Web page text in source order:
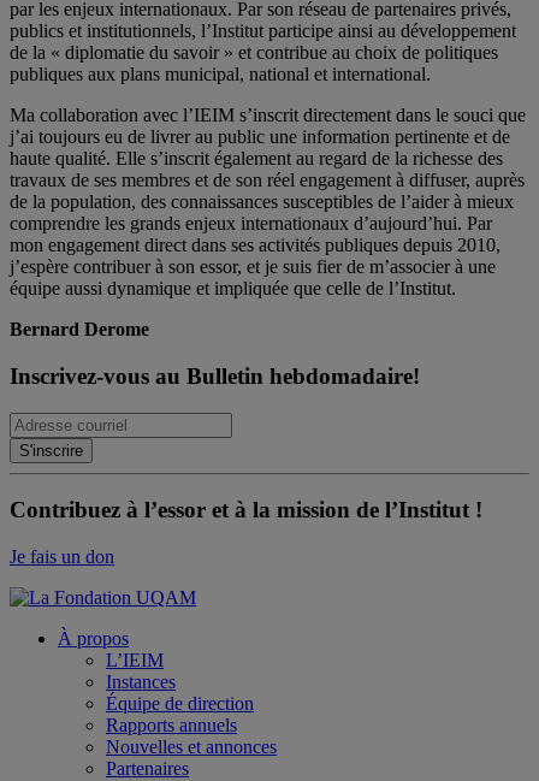
par les enjeux internationaux. Par son réseau de partenaires privés,
publics et institutionnels, l’Institut participe ainsi au développement
de la « diplomatie du savoir » et contribue au choix de politiques
publiques aux plans municipal, national et international.
Ma collaboration avec l’IEIM s’inscrit directement dans le souci que
j’ai toujours eu de livrer au public une information pertinente et de
haute qualité. Elle s’inscrit également au regard de la richesse des
travaux de ses membres et de son réel engagement à diffuser, auprès
de la population, des connaissances susceptibles de l’aider à mieux
comprendre les grands enjeux internationaux d’aujourd’hui. Par
mon engagement direct dans ses activités publiques depuis 2010,
j’espère contribuer à son essor, et je suis fier de m’associer à une
équipe aussi dynamique et impliquée que celle de l’Institut.
Bernard Derome
Inscrivez-vous au Bulletin hebdomadaire!
Contribuez à l’essor et à la mission de l’Institut !
Je fais un don
À propos
L’IEIM
Instances
Équipe de direction
Rapports annuels
Nouvelles et annonces
Partenaires